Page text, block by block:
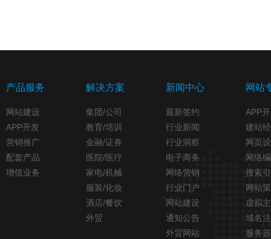
产品服务
网站建设
APP开发
营销推广
配套产品
增值业务
解决方案
集团/公司
教育/培训
金融/证券
医院/医疗
家电/机械
服装/化妆
酒店/餐饮
外贸
新闻中心
最新签约
行业新闻
行业洞察
电子商务
网络营销
行业门户
网站建设
通知公告
外贸网站
网站
APP
建站
网页
网络
搜索
网站
虚拟
域名
服务器